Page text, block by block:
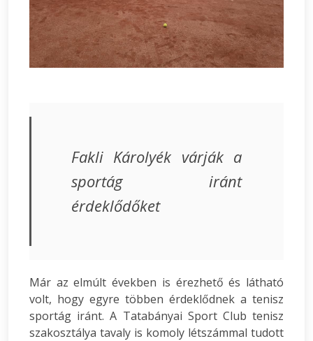
Fakli Károlyék várják a
sportág iránt
érdeklődőket
Már az elmúlt években is érezhető és látható
volt, hogy egyre többen érdeklődnek a tenisz
sportág iránt. A Tatabányai Sport Club tenisz
szakosztálya tavaly is komoly létszámmal tudott